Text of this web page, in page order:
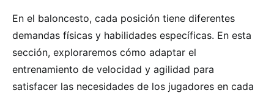
En el baloncesto, cada posición tiene diferentes
demandas físicas y habilidades específicas. En esta
sección, exploraremos cómo adaptar el
entrenamiento de velocidad y agilidad para
satisfacer las necesidades de los jugadores en cada